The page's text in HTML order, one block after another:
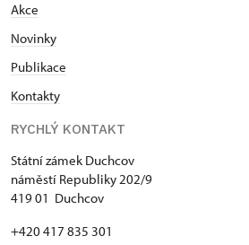
Akce
Novinky
Publikace
Kontakty
RYCHLÝ KONTAKT
Státní zámek Duchcov
náměstí Republiky 202/9
419 01 Duchcov
+420 417 835 301